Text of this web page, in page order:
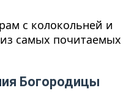
с колокольней и
самых почитаемых
Богородицы